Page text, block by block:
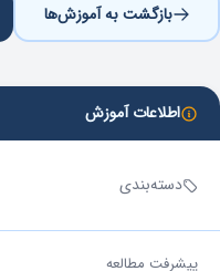
اطلاعات آموزش
دسته‌بندی
پیشرفت مطالعه
بازگشت به آموزش‌ها